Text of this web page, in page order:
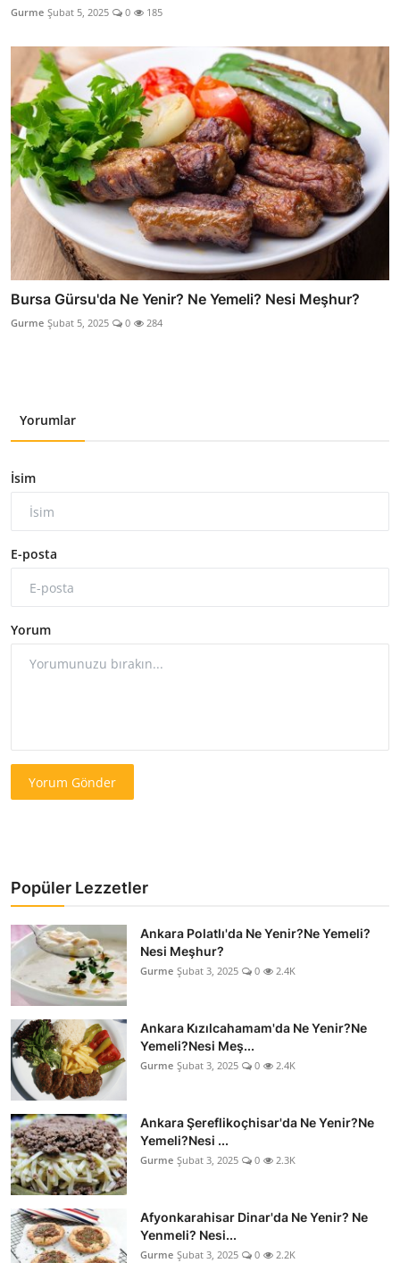
Gurme Şubat 5, 2025 0 185
Bursa Gürsu'da Ne Yenir? Ne Yemeli? Nesi Meşhur?
Gurme Şubat 5, 2025 0 284
Yorumlar
İsim
E-posta
Yorum
Yorum Gönder
Popüler Lezzetler
Ankara Polatlı'da Ne Yenir?Ne Yemeli?
Nesi Meşhur?
Gurme Şubat 3, 2025 0 2.4K
Ankara Kızılcahamam'da Ne Yenir?Ne
Yemeli?Nesi Meş...
Gurme Şubat 3, 2025 0 2.4K
Ankara Şereflikoçhisar'da Ne Yenir?Ne
Yemeli?Nesi ...
Gurme Şubat 3, 2025 0 2.3K
Afyonkarahisar Dinar'da Ne Yenir? Ne
Yenmeli? Nesi...
Gurme Şubat 3, 2025 0 2.2K